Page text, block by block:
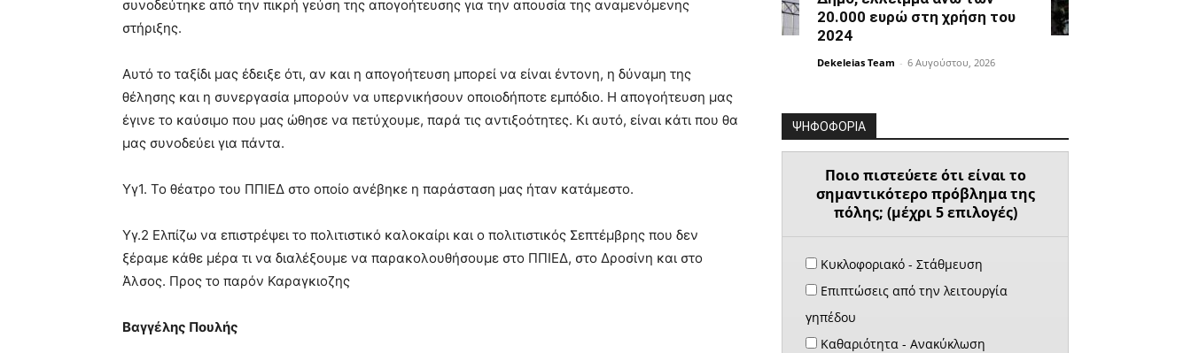
συνοδεύτηκε από την πικρή γεύση της απογοήτευσης για την απουσία της αναμενόμενης
στήριξης.
Αυτό το ταξίδι μας έδειξε ότι, αν και η απογοήτευση μπορεί να είναι έντονη, η δύναμη της
θέλησης και η συνεργασία μπορούν να υπερνικήσουν οποιοδήποτε εμπόδιο. Η απογοήτευση μας
έγινε το καύσιμο που μας ώθησε να πετύχουμε, παρά τις αντιξοότητες. Κι αυτό, είναι κάτι που θα
μας συνοδεύει για πάντα.
Υγ1. Το θέατρο του ΠΠΙΕΔ στο οποίο ανέβηκε η παράσταση μας ήταν κατάμεστο.
Υγ.2 Ελπίζω να επιστρέψει το πολιτιστικό καλοκαίρι και ο πολιτιστικός Σεπτέμβρης που δεν
ξέραμε κάθε μέρα τι να διαλέξουμε να παρακολουθήσουμε στο ΠΠΙΕΔ, στο Δροσίνη και στο
Άλσος. Προς το παρόν Καραγκιοζης
Βαγγέλης Πουλής
20.000 ευρώ στη χρήση του
2024
Dekeleias Team - 6 Αυγούστου, 2026
ΨΗΦΟΦΟΡΙΑ
Ποιο πιστεύετε ότι είναι το
σημαντικότερο πρόβλημα της
πόλης; (μέχρι 5 επιλογές)
Κυκλοφοριακό - Στάθμευση
Επιπτώσεις από την λειτουργία
γηπέδου
Καθαριότητα - Ανακύκλωση